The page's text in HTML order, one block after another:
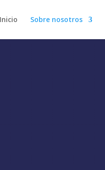
Inicio Sobre nosotros